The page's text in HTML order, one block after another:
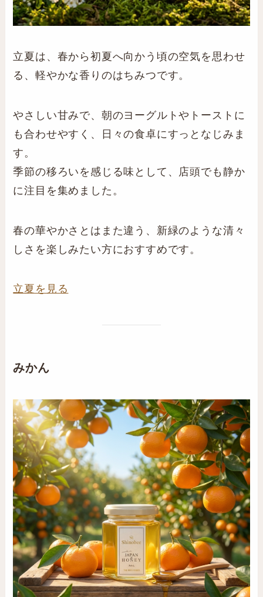
立夏は、春から初夏へ向かう頃の空気を思わせ
る、軽やかな香りのはちみつです。
やさしい甘みで、朝のヨーグルトやトーストに
も合わせやすく、日々の食卓にすっとなじみま
す。
季節の移ろいを感じる味として、店頭でも静か
に注目を集めました。
春の華やかさとはまた違う、新緑のような清々
しさを楽しみたい方におすすめです。
立夏を見る
みかん